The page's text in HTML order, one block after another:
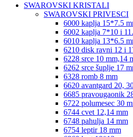
SWAROVSKI KRISTALI
SWAROVSKI PRIVESCI
6000 kaplja 15*7.5
6002 kaplja 7*10 i
6010 kaplja 13*6.5
6210 disk ravni 12 i
6228 srce 10 mm,14
6262 srce šuplje 17
6328 romb 8 mm
6620 avantgard 20,
6685 pravougaonik
6722 polumesec 30
6744 cvet 12,14 mm
6748 pahulja 14 mm
6754 leptir 18 mm